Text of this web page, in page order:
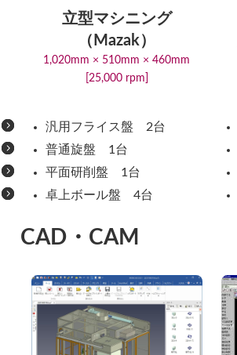
立型マシニング
（Mazak）
1,020mm × 510mm × 460mm
[25,000 rpm]
汎用フライス盤 2台
普通旋盤 1台
平面研削盤 1台
卓上ボール盤 4台
CAD・CAM